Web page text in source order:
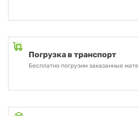
Погрузка в транспорт
Бесплатно погрузим заказанные